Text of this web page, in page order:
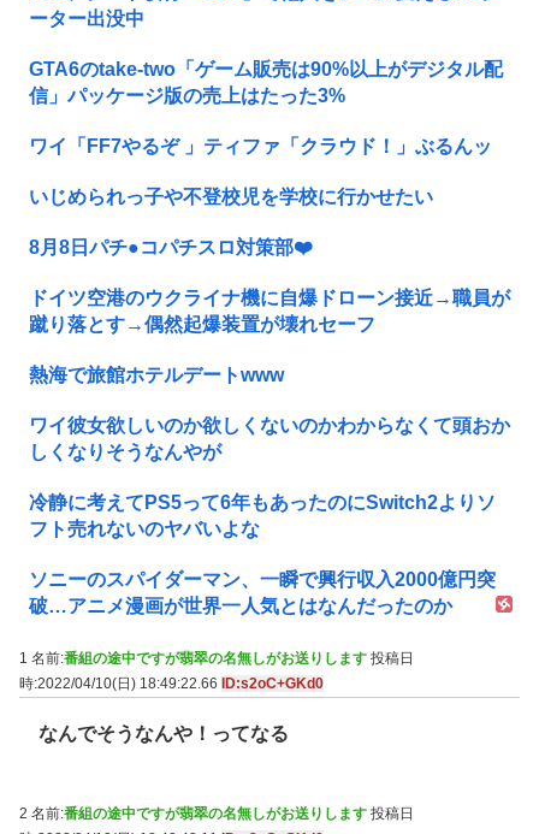
ーター出没中
GTA6のtake-two「ゲーム販売は90%以上がデジタル配
信」パッケージ版の売上はたった3%
ワイ「FF7やるぞ 」ティファ「クラウド！」ぶるんッ
いじめられっ子や不登校児を学校に行かせたい
8月8日パチ●コパチスロ対策部❤️
ドイツ空港のウクライナ機に自爆ドローン接近→職員が
蹴り落とす→偶然起爆装置が壊れセーフ
熱海で旅館ホテルデートwww
ワイ彼女欲しいのか欲しくないのかわからなくて頭おか
しくなりそうなんやが
冷静に考えてPS5って6年もあったのにSwitch2よりソ
フト売れないのヤバいよな
ソニーのスパイダーマン、一瞬で興行収入2000億円突
破…アニメ漫画が世界一人気とはなんだったのか
1 名前:番組の途中ですが翡翠の名無しがお送りします 投稿日
時:2022/04/10(日) 18:49:22.66
ID:s2oC+GKd0
なんでそうなんや！ってなる
2 名前:番組の途中ですが翡翠の名無しがお送りします 投稿日